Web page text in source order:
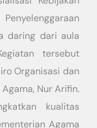
daring dari aula
tersebut
Organisasi dan
Nur Arifin.
kualitas
Agama